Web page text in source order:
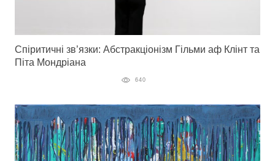
Спіритичні зв’язки: Абстракціонізм Гільми аф Клінт та
Піта Мондріана
640